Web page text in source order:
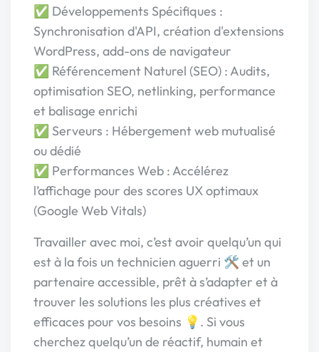
✅ Développements Spécifiques :
Synchronisation d'API, création d'extensions
WordPress, add-ons de navigateur
✅ Référencement Naturel (SEO) : Audits,
optimisation SEO, netlinking, performance
et balisage enrichi
✅ Serveurs : Hébergement web mutualisé
ou dédié
✅ Performances Web : Accélérez
l’affichage pour des scores UX optimaux
(Google Web Vitals)
Travailler avec moi, c’est avoir quelqu’un qui
est à la fois un technicien aguerri 🛠️ et un
partenaire accessible, prêt à s’adapter et à
trouver les solutions les plus créatives et
efficaces pour vos besoins 💡. Si vous
cherchez quelqu’un de réactif, humain et